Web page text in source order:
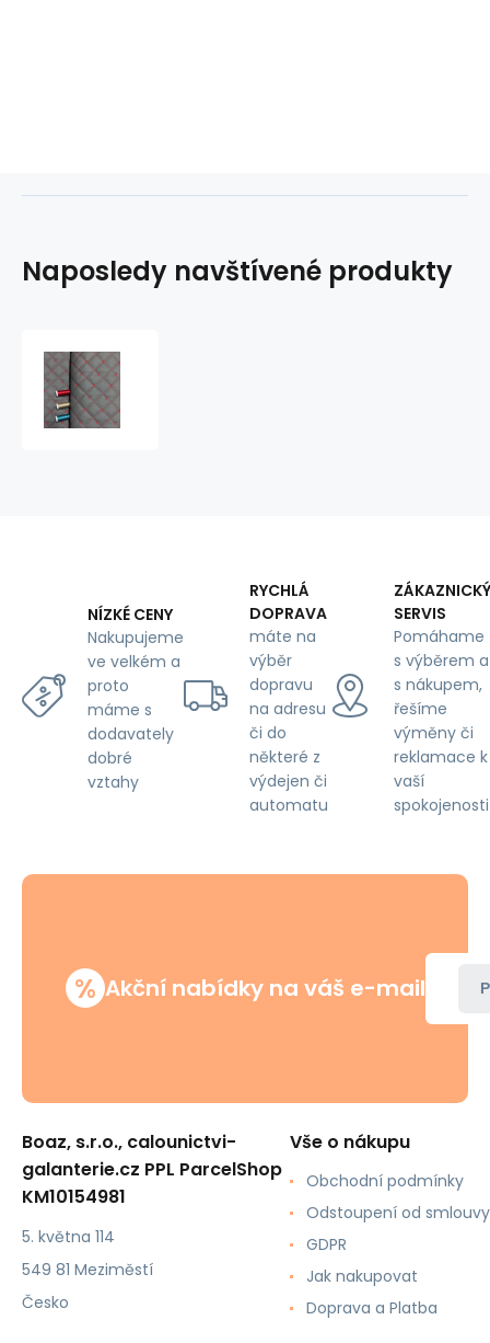
Naposledy navštívené produkty
cm
NÍZKÉ CENY
Nakupujeme
ve velkém a
proto
máme s
dodavately
dobré
vztahy
RYCHLÁ
DOPRAVA
máte na
výběr
dopravu
na adresu
či do
některé z
výdejen či
automatu
ZÁKAZNICKÝ
SERVIS
Pomáhame
s výběrem a
s nákupem,
řešíme
výměny či
reklamace k
vaší
spokojenosti
% Akční nabídky na váš e-mail
Boaz, s.r.o., calounictvi-
galanterie.cz PPL ParcelShop
KM10154981
5. května 114
549 81 Meziměstí
Česko
Vše o nákupu
Obchodní podmínky
Odstoupení od smlouvy
GDPR
Jak nakupovat
Doprava a Platba